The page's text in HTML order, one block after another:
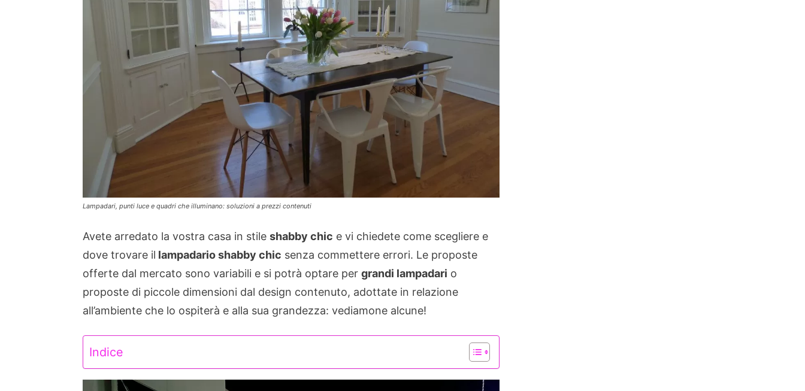
Lampadari, punti luce e quadri che illuminano: soluzioni a prezzi contenuti
Avete arredato la vostra casa in stile shabby chic e vi chiedete come scegliere e
dove trovare il lampadario shabby chic senza commettere errori. Le proposte
offerte dal mercato sono variabili e si potrà optare per grandi lampadari o
proposte di piccole dimensioni dal design contenuto, adottate in relazione
all’ambiente che lo ospiterà e alla sua grandezza: vediamone alcune!
Indice